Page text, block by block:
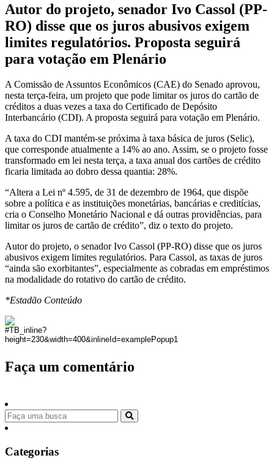
Autor do projeto, senador Ivo Cassol (PP-
RO) disse que os juros abusivos exigem
limites regulatórios. Proposta seguirá
para votação em Plenário
A Comissão de Assuntos Econômicos (CAE) do Senado aprovou,
nesta terça-feira, um projeto que pode limitar os juros do cartão de
créditos a duas vezes a taxa do Certificado de Depósito
Interbancário (CDI). A proposta seguirá para votação em Plenário.
A taxa do CDI mantém-se próxima à taxa básica de juros (Selic),
que corresponde atualmente a 14% ao ano. Assim, se o projeto fosse
transformado em lei nesta terça, a taxa anual dos cartões de crédito
ficaria limitada ao dobro dessa quantia: 28%.
“Altera a Lei nº 4.595, de 31 de dezembro de 1964, que dispõe
sobre a política e as instituições monetárias, bancárias e creditícias,
cria o Conselho Monetário Nacional e dá outras providências, para
limitar os juros de cartão de crédito”, diz o texto do projeto.
Autor do projeto, o senador Ivo Cassol (PP-RO) disse que os juros
abusivos exigem limites regulatórios. Para Cassol, as taxas de juros
“ainda são exorbitantes”, especialmente as cobradas em empréstimos
na modalidade do rotativo do cartão de crédito.
*Estadão Conteúdo
Faça um comentário
Categorias